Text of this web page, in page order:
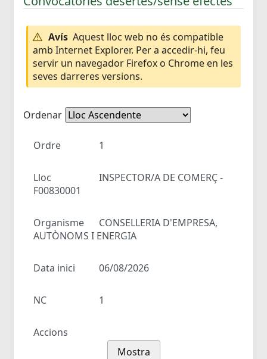
Avís Aquest lloc web no és compatible
amb Internet Explorer. Per a accedir-hi, feu
servir un navegador Firefox o Chrome en les
seves darreres versions.
Ordenar
Ordre 1
Lloc
INSPECTOR/A DE COMERÇ -
F00830001
Organisme
CONSELLERIA D'EMPRESA,
AUTÒNOMS I ENERGIA
Data inici 06/08/2026
NC 1
Accions
Mostra